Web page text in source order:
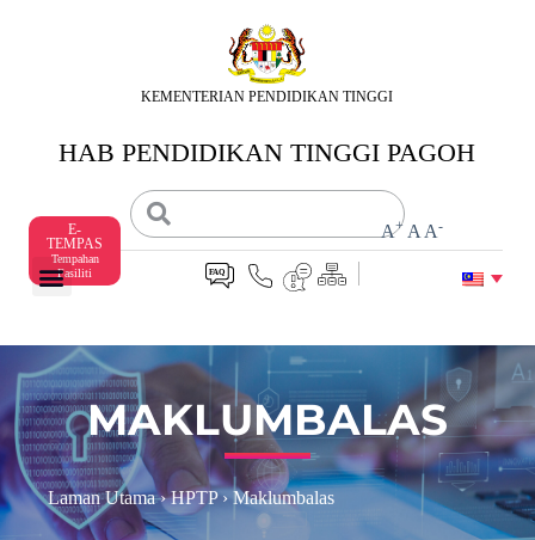
KEMENTERIAN PENDIDIKAN TINGGI
HAB PENDIDIKAN TINGGI PAGOH
E-
TEMPAS
Tempahan
Fasiliti
A+ A A-
MAKLUMBALAS
Laman Utama›HPTP› Maklumbalas